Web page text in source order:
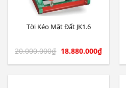
Tời Kéo Mặt Đất JK1.6
20.000.000₫ 18.880.000₫